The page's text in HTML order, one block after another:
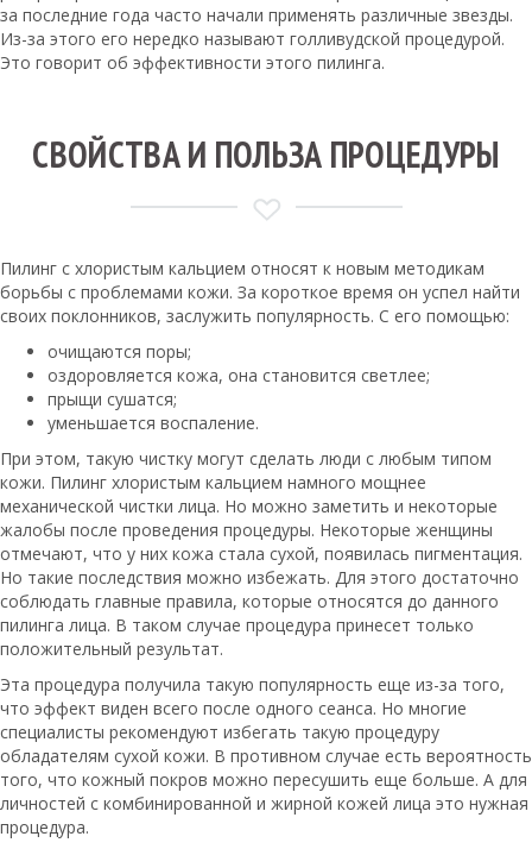
за последние года часто начали применять различные звезды.
Из-за этого его нередко называют голливудской процедурой.
Это говорит об эффективности этого пилинга.
СВОЙСТВА И ПОЛЬЗА ПРОЦЕДУРЫ
Пилинг с хлористым кальцием относят к новым методикам
борьбы с проблемами кожи. За короткое время он успел найти
своих поклонников, заслужить популярность. С его помощью:
очищаются поры;
оздоровляется кожа, она становится светлее;
прыщи сушатся;
уменьшается воспаление.
При этом, такую чистку могут сделать люди с любым типом
кожи. Пилинг хлористым кальцием намного мощнее
механической чистки лица. Но можно заметить и некоторые
жалобы после проведения процедуры. Некоторые женщины
отмечают, что у них кожа стала сухой, появилась пигментация.
Но такие последствия можно избежать. Для этого достаточно
соблюдать главные правила, которые относятся до данного
пилинга лица. В таком случае процедура принесет только
положительный результат.
Эта процедура получила такую популярность еще из-за того,
что эффект виден всего после одного сеанса. Но многие
специалисты рекомендуют избегать такую процедуру
обладателям сухой кожи. В противном случае есть вероятность
того, что кожный покров можно пересушить еще больше. А для
личностей с комбинированной и жирной кожей лица это нужная
процедура.